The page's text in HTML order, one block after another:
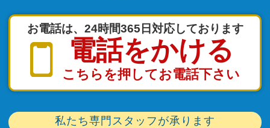
お電話は、24時間365日対応しております
電話をかける
こちらを押してお電話下さい
私たち専門スタッフが承ります